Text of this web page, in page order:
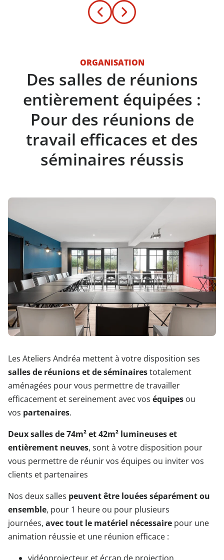
ORGANISATION
Des salles de réunions
entièrement équipées :
Pour des réunions de
travail efficaces et des
séminaires réussis
Les Ateliers Andréa mettent à votre disposition ses
salles de réunions et de séminairestotalement
aménagées pour vous permettre de travailler
efficacement et sereinement avec vos équipes ou
vos partenaires.
Deux salles de 74m² et 42m² lumineuses et
entièrement neuves, sont à votre disposition pour
vous permettre de réunir vos équipes ou inviter vos
clients et partenaires
Nos deux salles peuvent être louées séparément ou
ensemble, pour 1 heure ou pour plusieurs
journées, avec tout le matériel nécessaire pour une
animation réussie et une réunion efficace :